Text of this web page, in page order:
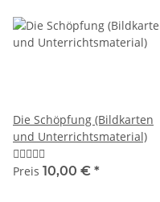
Die Schöpfung (Bildkarten
und Unterrichtsmaterial)
Preis 10,00 € *